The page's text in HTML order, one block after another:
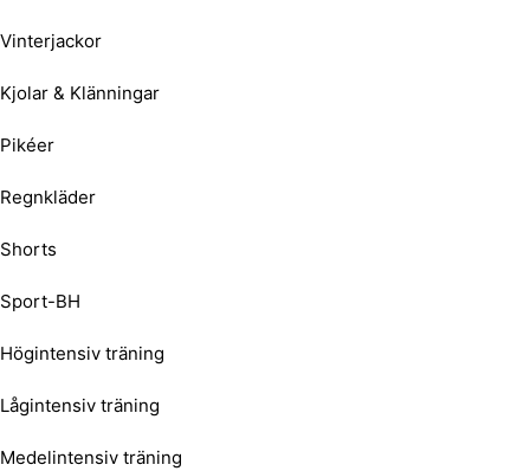
Vinterjackor
Kjolar & Klänningar
Pikéer
Regnkläder
Shorts
Sport-BH
Högintensiv träning
Lågintensiv träning
Medelintensiv träning